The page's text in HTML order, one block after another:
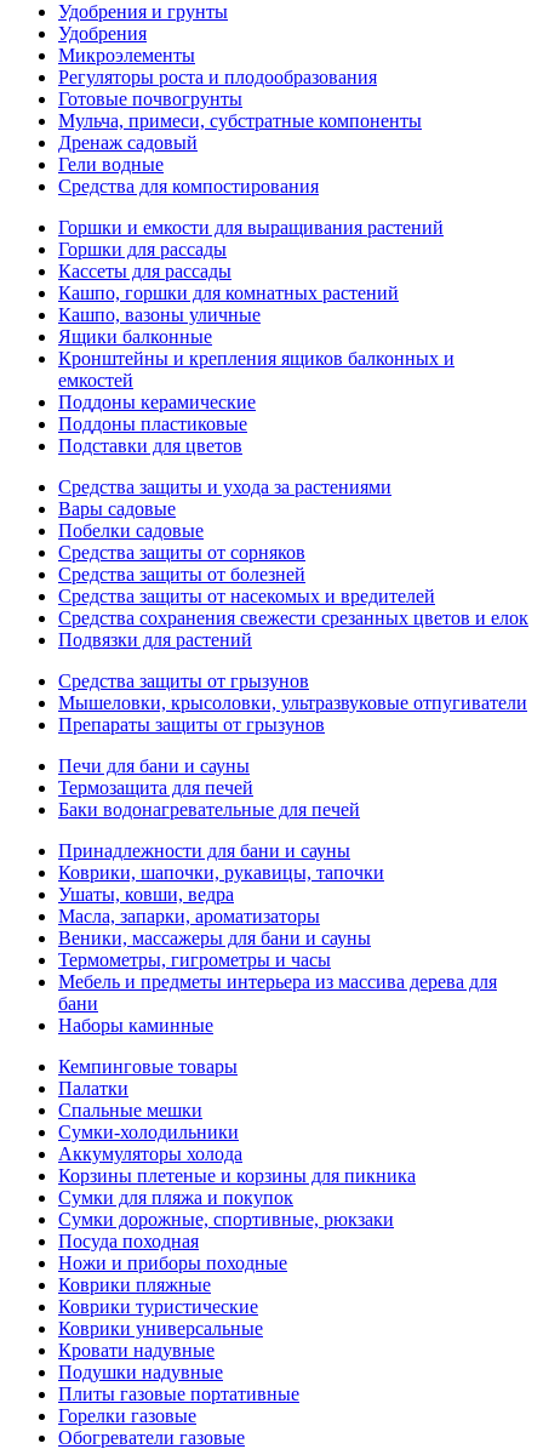
Удобрения и грунты
Удобрения
Микроэлементы
Регуляторы роста и плодообразования
Готовые почвогрунты
Мульча, примеси, субстратные компоненты
Дренаж садовый
Гели водные
Средства для компостирования
Горшки и емкости для выращивания растений
Горшки для рассады
Кассеты для рассады
Кашпо, горшки для комнатных растений
Кашпо, вазоны уличные
Ящики балконные
Кронштейны и крепления ящиков балконных и
емкостей
Поддоны керамические
Поддоны пластиковые
Подставки для цветов
Средства защиты и ухода за растениями
Вары садовые
Побелки садовые
Средства защиты от сорняков
Средства защиты от болезней
Средства защиты от насекомых и вредителей
Средства сохранения свежести срезанных цветов и елок
Подвязки для растений
Средства защиты от грызунов
Мышеловки, крысоловки, ультразвуковые отпугиватели
Препараты защиты от грызунов
Печи для бани и сауны
Термозащита для печей
Баки водонагревательные для печей
Принадлежности для бани и сауны
Коврики, шапочки, рукавицы, тапочки
Ушаты, ковши, ведра
Масла, запарки, ароматизаторы
Веники, массажеры для бани и сауны
Термометры, гигрометры и часы
Мебель и предметы интерьера из массива дерева для
бани
Наборы каминные
Кемпинговые товары
Палатки
Спальные мешки
Сумки-холодильники
Аккумуляторы холода
Корзины плетеные и корзины для пикника
Сумки для пляжа и покупок
Сумки дорожные, спортивные, рюкзаки
Посуда походная
Ножи и приборы походные
Коврики пляжные
Коврики туристические
Коврики универсальные
Кровати надувные
Подушки надувные
Плиты газовые портативные
Горелки газовые
Обогреватели газовые